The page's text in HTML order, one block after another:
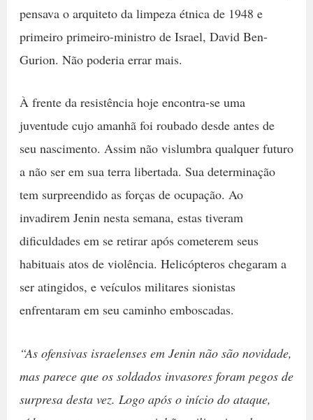
pensava o arquiteto da limpeza étnica de 1948 e
primeiro primeiro-ministro de Israel, David Ben-
Gurion. Não poderia errar mais.
À frente da resistência hoje encontra-se uma
juventude cujo amanhã foi roubado desde antes de
seu nascimento. Assim não vislumbra qualquer futuro
a não ser em sua terra libertada. Sua determinação
tem surpreendido as forças de ocupação. Ao
invadirem Jenin nesta semana, estas tiveram
dificuldades em se retirar após cometerem seus
habituais atos de violência. Helicópteros chegaram a
ser atingidos, e veículos militares sionistas
enfrentaram em seu caminho emboscadas.
“As ofensivas israelenses em Jenin não são novidade,
mas parece que os soldados invasores foram pegos de
surpresa desta vez. Logo após o início do ataque,